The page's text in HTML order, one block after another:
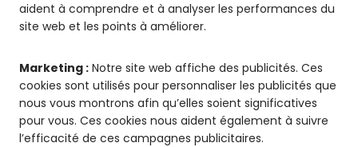
aident à comprendre et à analyser les performances du
site web et les points à améliorer.
Marketing : Notre site web affiche des publicités. Ces
cookies sont utilisés pour personnaliser les publicités que
nous vous montrons afin qu’elles soient significatives
pour vous. Ces cookies nous aident également à suivre
l’efficacité de ces campagnes publicitaires.